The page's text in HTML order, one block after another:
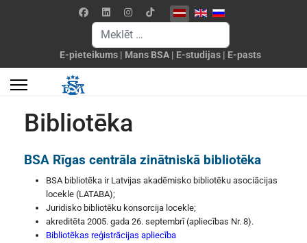
Izvēlieties valodu
Meklēšanas forma
E-pieteikums | Mans BSA | E-studijas | E-pasts
Bibliotēka
BSA Rīgas centrāla zinātniskā bibliotēka
BSA bibliotēka ir Latvijas akadēmisko bibliotēku asociācijas
locekle (LATABA);
Juridisko bibliotēku konsorcija locekle;
akreditēta 2005. gada 26. septembrī (apliecības Nr. 8).
Bibliotēkas reģistrācijas apliecība